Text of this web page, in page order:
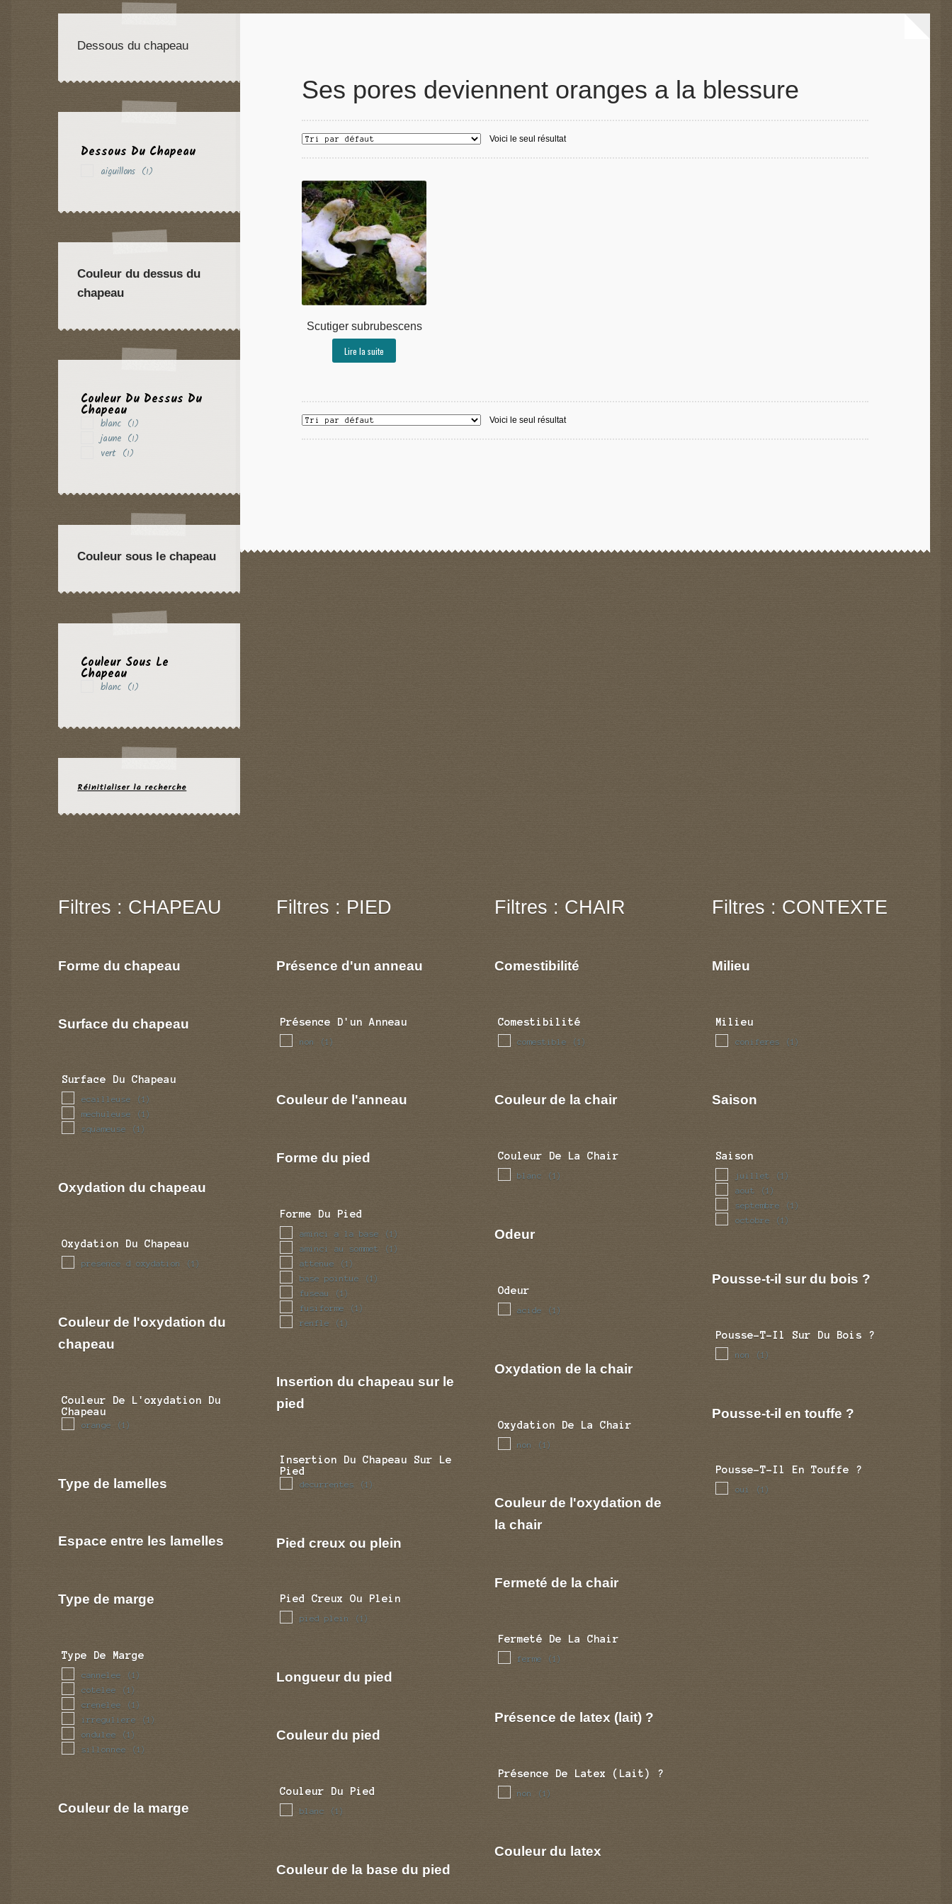
Ses pores deviennent oranges a la blessure
Voici le seul résultat
Scutiger subrubescens
Lire la suite
Voici le seul résultat
Dessous du chapeau
Dessous Du Chapeau
aiguillons (1)
Couleur du dessus du
chapeau
Couleur Du Dessus Du
Chapeau
blanc (1)
jaune (1)
vert (1)
Couleur sous le chapeau
Couleur Sous Le
Chapeau
blanc (1)
Réinitialiser la recherche
Filtres : CHAPEAU
Forme du chapeau
Surface du chapeau
Surface Du Chapeau
ecailleuse (1)
mechuleuse (1)
squameuse (1)
Oxydation du chapeau
Oxydation Du Chapeau
presence d oxydation (1)
Couleur de l'oxydation du
chapeau
Couleur De L'oxydation Du
Chapeau
orange (1)
Type de lamelles
Espace entre les lamelles
Type de marge
Type De Marge
cannelee (1)
cotelee (1)
crenelee (1)
irreguliere (1)
ondulee (1)
sillonnee (1)
Couleur de la marge
Filtres : PIED
Présence d'un anneau
Présence D'un Anneau
non (1)
Couleur de l'anneau
Forme du pied
Forme Du Pied
aminci a la base (1)
aminci au sommet (1)
attenue (1)
base pointue (1)
fuseau (1)
fusiforme (1)
renfle (1)
Insertion du chapeau sur le
pied
Insertion Du Chapeau Sur Le
Pied
decurrentes (1)
Pied creux ou plein
Pied Creux Ou Plein
pied plein (1)
Longueur du pied
Couleur du pied
Couleur Du Pied
blanc (1)
Couleur de la base du pied
Filtres : CHAIR
Comestibilité
Comestibilité
comestible (1)
Couleur de la chair
Couleur De La Chair
blanc (1)
Odeur
Odeur
acide (1)
Oxydation de la chair
Oxydation De La Chair
non (1)
Couleur de l'oxydation de
la chair
Fermeté de la chair
Fermeté De La Chair
ferme (1)
Présence de latex (lait) ?
Présence De Latex (lait) ?
non (1)
Couleur du latex
Filtres : CONTEXTE
Milieu
Milieu
coniferes (1)
Saison
Saison
juillet (1)
aout (1)
septembre (1)
octobre (1)
Pousse-t-il sur du bois ?
Pousse-T-Il Sur Du Bois ?
non (1)
Pousse-t-il en touffe ?
Pousse-T-Il En Touffe ?
oui (1)